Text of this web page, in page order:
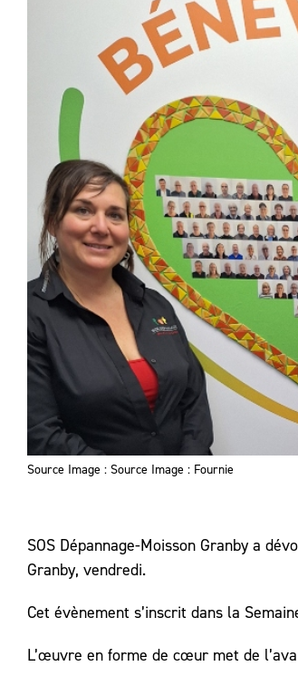
Source Image : Source Image : Fournie
SOS Dépannage-Moisson Granby a
Granby, vendredi.
Cet évènement s’inscrit dans la
L’œuvre en forme de cœur met de